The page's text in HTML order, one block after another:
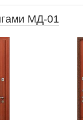
МД-01